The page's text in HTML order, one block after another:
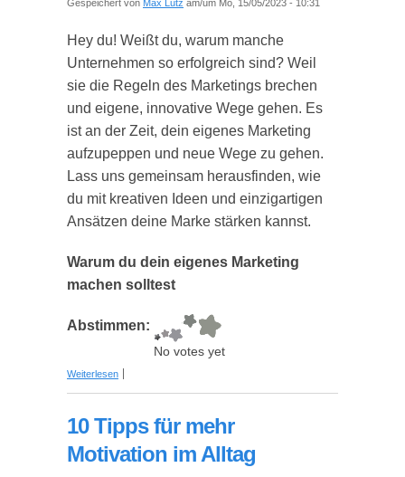
Gespeichert von Max Lutz am/um Mo, 15/05/2023 - 10:31
Hey du! Weißt du, warum manche
Unternehmen so erfolgreich sind? Weil
sie die Regeln des Marketings brechen
und eigene, innovative Wege gehen. Es
ist an der Zeit, dein eigenes Marketing
aufzupeppen und neue Wege zu gehen.
Lass uns gemeinsam herausfinden, wie
du mit kreativen Ideen und einzigartigen
Ansätzen deine Marke stärken kannst.
Warum du dein eigenes Marketing
machen solltest
Abstimmen:
No votes yet
Weiterlesen über Durchbreche die Regeln: Mach dein eigenes
10 Tipps für mehr
Motivation im Alltag